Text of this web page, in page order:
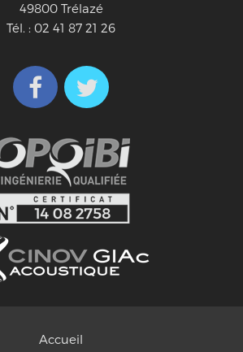
49800 Trélazé
Tél. : 02 41 87 21 26
Accueil